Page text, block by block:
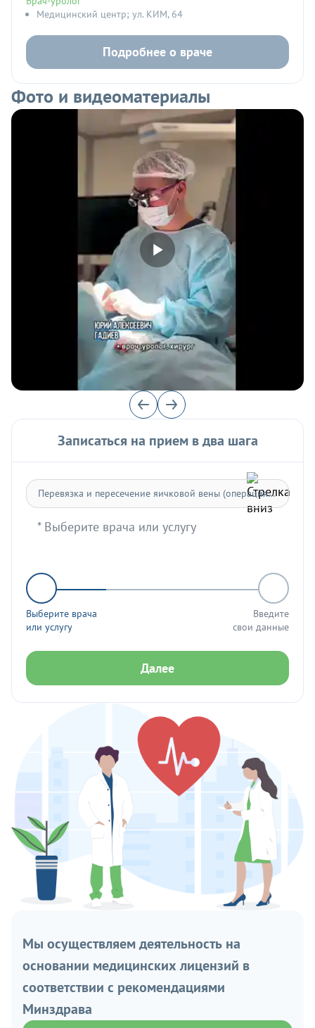
Медицинский центр; ул. КИМ, 64
Подробнее о враче
Фото и видеоматериалы
Записаться на прием в два шага
* Выберите врача или услугу
Выберите врача
или услугу
Введите
свои данные
Далее
Мы осуществляем деятельность на
основании медицинских лицензий в
соответствии с рекомендациями
Минздрава